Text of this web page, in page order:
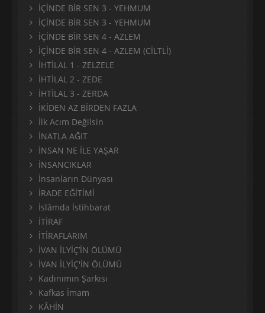
İÇİNDE BİR SEN 3 - YEHMUM
İÇİNDE BİR SEN 3 - YEHMUM
İÇİNDE BİR SEN 4 - AZLEM
İÇİNDE BİR SEN 4 - AZLEM (CİLTLİ)
İHTİLAL 1 - ZELZELE
İHTİLAL 2 - ZEDE
İHTİLAL 3 - ZERDA
İKİDEN AZ BİRDEN FAZLA
İlk Acım Değilsin
İNATLA AĞIT
İNSAN NE İLE YAŞAR
İNSANCIKLAR
İnsanların Dünyası
İRADE EĞİTİMİ
İslâmda İstihbarat
İTİRAF
İTİRAFLARIM
İVAN İLYİÇ’İN ÖLÜMÜ
İVAN İLYİÇ'İN ÖLÜMÜ
Kadınımın Şarkısı
Kafkas İmam
KÂHİN